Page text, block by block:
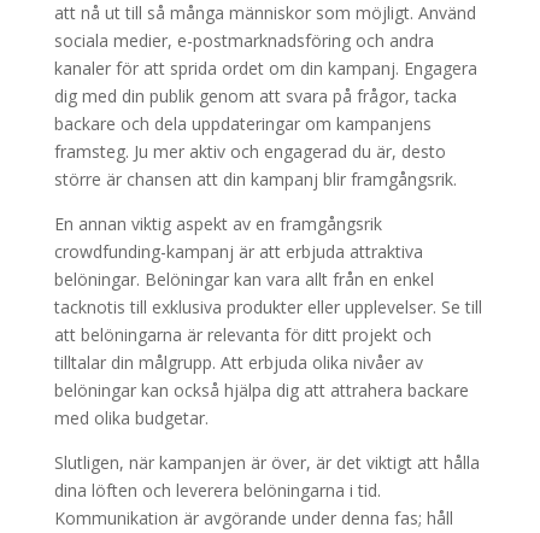
att nå ut till så många människor som möjligt. Använd
sociala medier, e-postmarknadsföring och andra
kanaler för att sprida ordet om din kampanj. Engagera
dig med din publik genom att svara på frågor, tacka
backare och dela uppdateringar om kampanjens
framsteg. Ju mer aktiv och engagerad du är, desto
större är chansen att din kampanj blir framgångsrik.
En annan viktig aspekt av en framgångsrik
crowdfunding-kampanj är att erbjuda attraktiva
belöningar. Belöningar kan vara allt från en enkel
tacknotis till exklusiva produkter eller upplevelser. Se till
att belöningarna är relevanta för ditt projekt och
tilltalar din målgrupp. Att erbjuda olika nivåer av
belöningar kan också hjälpa dig att attrahera backare
med olika budgetar.
Slutligen, när kampanjen är över, är det viktigt att hålla
dina löften och leverera belöningarna i tid.
Kommunikation är avgörande under denna fas; håll